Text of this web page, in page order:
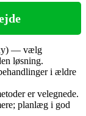
— vælg
løsning.
i ældre
er velegnede.
planlæg i god